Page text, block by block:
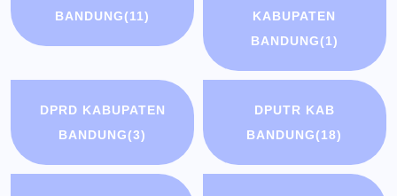
BANDUNG(11)
KABUPATEN
BANDUNG(1)
DPRD KABUPATEN
BANDUNG(3)
DPUTR KAB
BANDUNG(18)